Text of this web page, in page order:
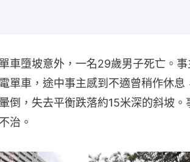
車墮坡意外，一名29歲男子死亡。
單車，途中事主感到不適曾稍作休息
倒，失去平衡跌落約15米深的斜坡。
治。